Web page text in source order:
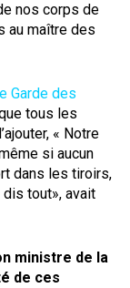
nos corps de
au maître des
Garde des
tous les
« Notre
si aucun
dans les tiroirs,
tout», avait
ministre de la
de ces